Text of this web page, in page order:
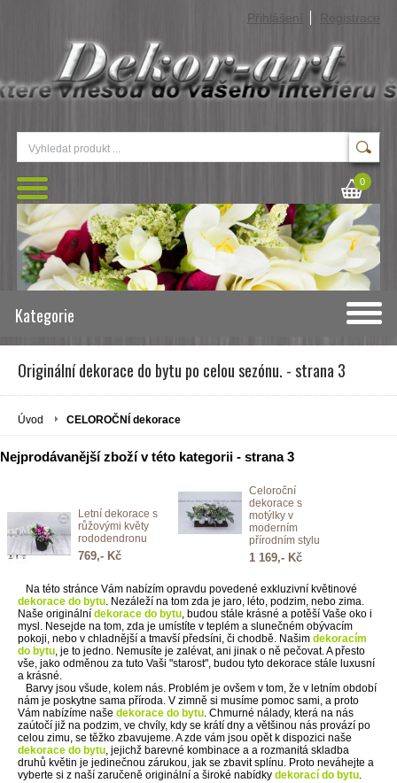
Přihlášení Registrace
0
Kategorie
Originální dekorace do bytu po celou sezónu. - strana 3
Úvod CELOROČNÍ dekorace
Nejprodávanější zboží v této kategorii - strana 3
Letní dekorace s
růžovými květy
rododendronu
769,- Kč
Celoroční
dekorace s
motýlky v
moderním
přírodním stylu
1 169,- Kč
Na této stránce Vám nabízím opravdu povedené exkluzivní květinové
dekorace do bytu. Nezáleží na tom zda je jaro, léto, podzim, nebo zima.
Naše originální dekorace do bytu, budou stále krásné a potěší Vaše oko i
mysl. Nesejde na tom, zda je umístíte v teplém a slunečném obývacím
pokoji, nebo v chladnější a tmavší předsíni, či chodbě. Našim dekoracím
do bytu, je to jedno. Nemusíte je zalévat, ani jinak o ně pečovat. A přesto
vše, jako odměnou za tuto Vaši "starost", budou tyto dekorace stále luxusní
a krásné.
Barvy jsou všude, kolem nás. Problém je ovšem v tom, že v letním období
nám je poskytne sama příroda. V zimně si musíme pomoc sami, a proto
Vám nabízíme naše dekorace do bytu. Chmurné nálady, která na nás
zaútočí již na podzim, ve chvíly, kdy se krátí dny a většinou nás provází po
celou zimu, se těžko zbavujeme. A zde vám jsou opět k dispozici naše
dekorace do bytu, jejichž barevné kombinace a a rozmanitá skladba
druhů květin je jedinečnou zárukou, jak se zbavit splínu. Proto neváhejte a
vyberte si z naší zaručeně originální a široké nabídky dekorací do bytu.